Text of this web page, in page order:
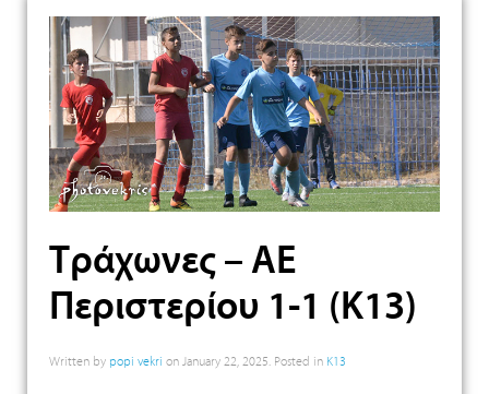
Τράχωνες – ΑΕ
Περιστερίου 1-1 (Κ13)
Written by popi vekri on January 22, 2025. Posted in K13